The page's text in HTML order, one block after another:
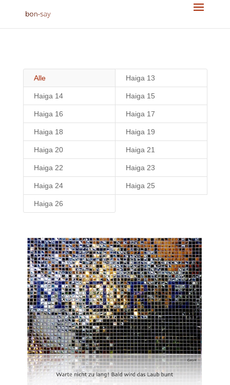
Alle Haiga 13
Haiga 14 Haiga 15
Haiga 16 Haiga 17
Haiga 18 Haiga 19
Haiga 20 Haiga 21
Haiga 22 Haiga 23
Haiga 24 Haiga 25
Haiga 26